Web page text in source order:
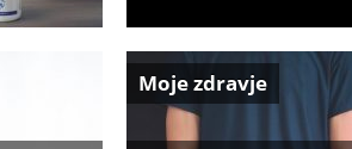
Moje zdravje